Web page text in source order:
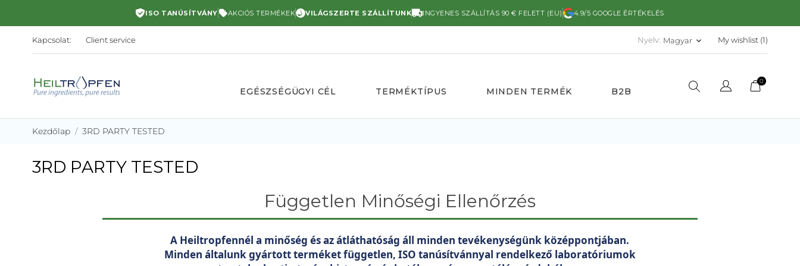
ISO TANÚSÍTVÁNY AKCIÓS TERMÉKEK VILÁGSZERTE SZÁLLÍTUNK INGYENES SZÁLLÍTÁS 90 € FELETT (EU) 4.9/5 GOOGLE ÉRTÉKELÉS
Kapcsolat: Client service Nyelv: Magyar keyboard_arrow_down My wishlist (1)
EGÉSZSÉGÜGYI CÉL TERMÉKTÍPUS MINDEN TERMÉK B2B
0
Kezdőlap 3RD PARTY TESTED
3RD PARTY TESTED
Független Minőségi Ellenőrzés
A Heiltropfennél a minőség és az átláthatóság áll minden tevékenységünk középpontjában.
Minden általunk gyártott terméket független, ISO tanúsítvánnyal rendelkező laboratóriumok